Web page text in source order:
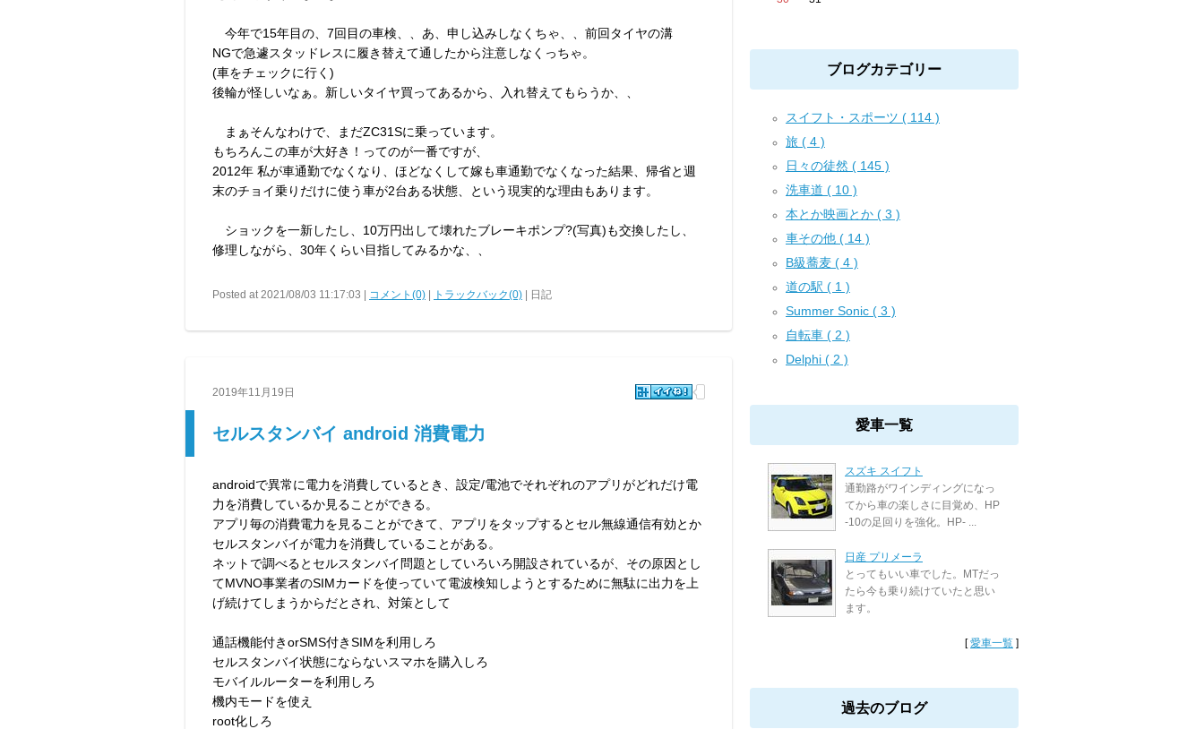
今年で15年目の、7回目の車検、、あ、申し込みしなくちゃ、、前回タイヤの溝
NGで急遽スタッドレスに履き替えて通したから注意しなくっちゃ。
(車をチェックに行く)
後輪が怪しいなぁ。新しいタイヤ買ってあるから、入れ替えてもらうか、、
まぁそんなわけで、まだZC31Sに乗っています。
もちろんこの車が大好き！ってのが一番ですが、
2012年 私が車通勤でなくなり、ほどなくして嫁も車通勤でなくなった結果、帰省と週
末のチョイ乗りだけに使う車が2台ある状態、という現実的な理由もあります。
ショックを一新したし、10万円出して壊れたブレーキポンプ?(写真)も交換したし、
修理しながら、30年くらい目指してみるかな、、
Posted at 2021/08/03 11:17:03 | コメント(0) トラックバック(0) | 日記
2019年11月19日
セルスタンバイ android 消費電力
androidで異常に電力を消費しているとき、設定/電池でそれぞれのアプリがどれだけ電
力を消費しているか見ることができる。
アプリ毎の消費電力を見ることができて、アプリをタップするとセル無線通信有効とか
セルスタンバイが電力を消費していることがある。
ネットで調べるとセルスタンバイ問題としていろいろ開設されているが、その原因とし
てMVNO事業者のSIMカードを使っていて電波検知しようとするために無駄に出力を上
げ続けてしまうからだとされ、対策として
通話機能付きorSMS付きSIMを利用しろ
セルスタンバイ状態にならないスマホを購入しろ
モバイルルーターを利用しろ
機内モードを使え
root化しろ
ブログカテゴリー
スイフト・スポーツ ( 114 )
旅 ( 4 )
日々の徒然 ( 145 )
洗車道 ( 10 )
本とか映画とか ( 3 )
車その他 ( 14 )
B級蕎麦 ( 4 )
道の駅 ( 1 )
Summer Sonic ( 3 )
自転車 ( 2 )
Delphi ( 2 )
愛車一覧
スズキ スイフト
通勤路がワインディングになっ
てから車の楽しさに目覚め、HP
-10の足回りを強化。HP- ...
日産 プリメーラ
とってもいい車でした。MTだっ
たら今も乗り続けていたと思い
ます。
[愛車一覧 ]
過去のブログ